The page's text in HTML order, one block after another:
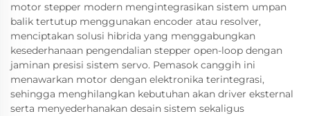
motor stepper modern mengintegrasikan sistem umpan
balik tertutup menggunakan encoder atau resolver,
menciptakan solusi hibrida yang menggabungkan
kesederhanaan pengendalian stepper open-loop dengan
jaminan presisi sistem servo. Pemasok canggih ini
menawarkan motor dengan elektronika terintegrasi,
sehingga menghilangkan kebutuhan akan driver eksternal
serta menyederhanakan desain sistem sekaligus